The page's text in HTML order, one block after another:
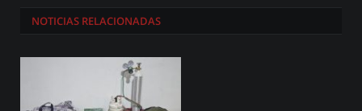
NOTICIAS RELACIONADAS